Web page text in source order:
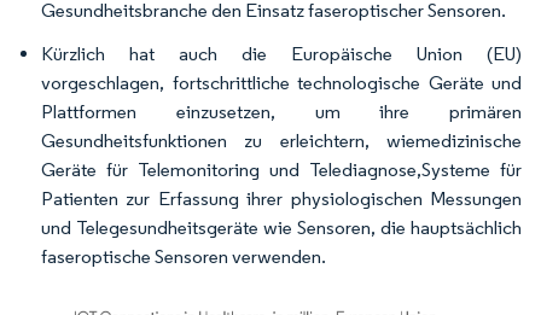
Gesundheitsbranche den Einsatz faseroptischer Sensoren.
Kürzlich hat auch die Europäische Union (EU)
vorgeschlagen, fortschrittliche technologische Geräte und
Plattformen einzusetzen, um ihre primären
Gesundheitsfunktionen zu erleichtern, wiemedizinische
Geräte für Telemonitoring und Telediagnose,Systeme für
Patienten zur Erfassung ihrer physiologischen Messungen
und Telegesundheitsgeräte wie Sensoren, die hauptsächlich
faseroptische Sensoren verwenden.